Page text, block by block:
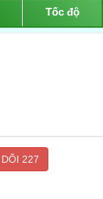
00:20
Tốc độ
227